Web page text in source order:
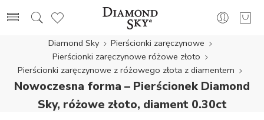
Diamond Sky
Pierścionki zaręczynowe
Pierścionki zaręczynowe różowe złoto
Pierścionki zaręczynowe z różowego złota z diamentem
Nowoczesna forma – Pierścionek Diamond
Sky, różowe złoto, diament 0.30ct